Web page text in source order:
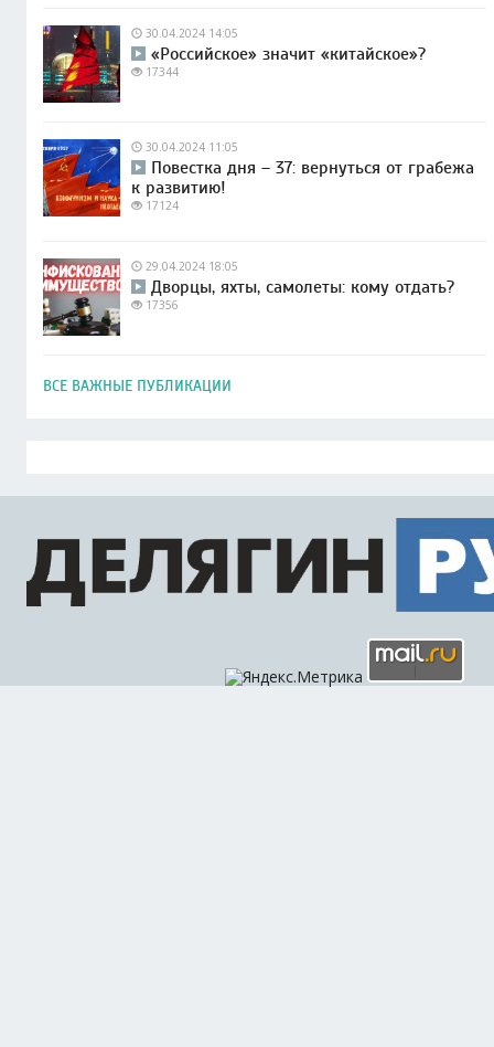
30.04.2024 14:05
«Российское» значит «китайское»?
17344
30.04.2024 11:05
Повестка дня – 37: вернуться от грабежа
к развитию!
17124
29.04.2024 18:05
Дворцы, яхты, самолеты: кому отдать?
17356
ВСЕ ВАЖНЫЕ ПУБЛИКАЦИИ